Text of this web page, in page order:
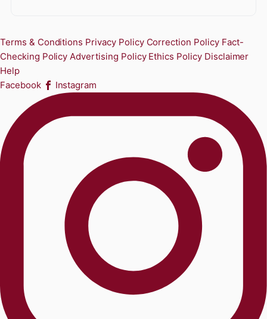
Terms & Conditions Privacy Policy Correction Policy Fact-
Checking Policy Advertising Policy Ethics Policy Disclaimer
Help
Facebook
Instagram